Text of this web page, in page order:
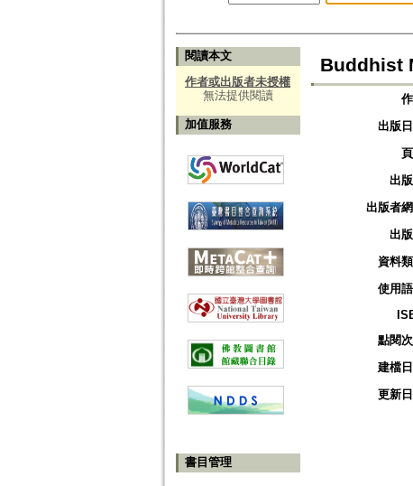
閱讀本文
作者或出版者未授權
無法提供閱讀
加值服務
書目管理
Buddhist
出版
出
出版者
出
資料
使用
點閱
建檔
更新